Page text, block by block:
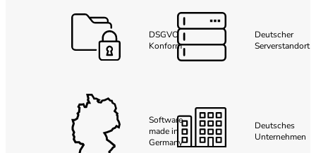
DSGVO
Konform
Deutscher
Serverstandort
Software
made in
Germany
Deutsches
Unternehmen